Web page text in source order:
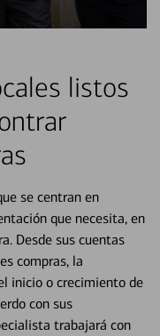
listos
se centran en
que necesita, en
Desde sus cuentas
compras, la
inicio o crecimiento de
con sus
trabajará con